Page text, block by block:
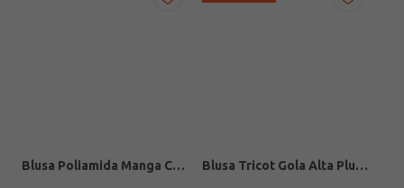
Blusa Poliamida Manga Curta Feminina PRETO Blusa Tricot Gola Alta Plus Size Feminina CINZA